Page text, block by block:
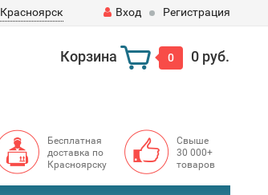
Красноярск Вход Регистрация
Корзина 0 0 руб.
Бесплатная
доставка по
Красноярску
Свыше
30 000+
товаров